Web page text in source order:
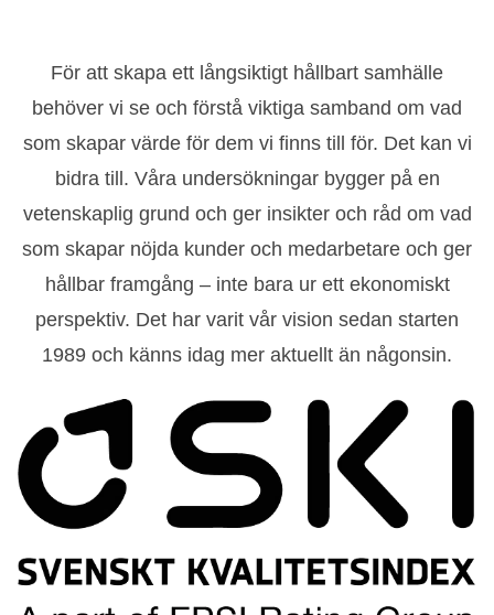
För att skapa ett långsiktigt hållbart samhälle
behöver vi se och förstå viktiga samband om vad
som skapar värde för dem vi finns till för. Det kan vi
bidra till. Våra undersökningar bygger på en
vetenskaplig grund och ger insikter och råd om vad
som skapar nöjda kunder och medarbetare och ger
hållbar framgång – inte bara ur ett ekonomiskt
perspektiv. Det har varit vår vision sedan starten
1989 och känns idag mer aktuellt än någonsin.